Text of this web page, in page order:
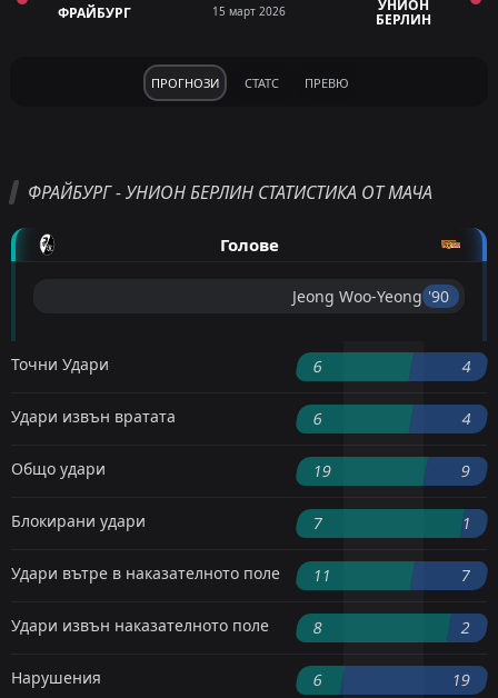
ФРАЙБУРГ 15 март 2026 УНИОН
БЕРЛИН
ПРОГНОЗИ СТАТС ПРЕВЮ
ФРАЙБУРГ - УНИОН БЕРЛИН СТАТИСТИКА ОТ МАЧА
Голове
Jeong Woo-Yeong '90 ︎
Точни Удари 6 4
Удари извън вратата 6 4
Общо удари 19 9
Блокирани удари 7 1
Удари вътре в наказателното поле 11 7
Удари извън наказателното поле 8 2
Нарушения 6 19